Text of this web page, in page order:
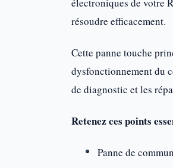
résoudre efficacement.
Cette panne touche
dysfonctionnement du
de diagnostic et les
Retenez ces points
Panne de